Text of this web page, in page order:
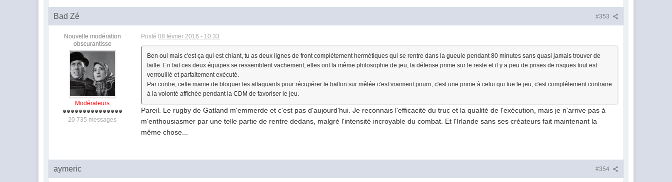
#353
Bad Zé
Nouvelle modération
obscurantisse
Modérateurs
20 735 messages
Posté08 février 2016 - 10:33
Ben oui mais c'est ça qui est chiant, tu as deux lignes de front complétement hermétiques qui se rentre dans la gueule pendant 80 minutes sans quasi jamais trouver de
faille. En fait ces deux équipes se ressemblent vachement, elles ont la même philosophie de jeu, la défense prime sur le reste et il y a peu de prises de risques tout est
verrouillé et parfaitement exécuté.
Par contre, cette manie de bloquer les attaquants pour récupérer le ballon sur mêlée c'est vraiment pourri, c'est une prime à celui qui tue le jeu, c'est complétement contraire
à la volonté affichée pendant la CDM de favoriser le jeu.
Pareil. Le rugby de Gatland m'emmerde et c'est pas d'aujourd'hui. Je reconnais l'efficacité du truc et la qualité de l'exécution, mais je n'arrive pas à
m'enthousiasmer par une telle partie de rentre dedans, malgré l'intensité incroyable du combat. Et l'Irlande sans ses créateurs fait maintenant la
même chose...
#354
aymeric